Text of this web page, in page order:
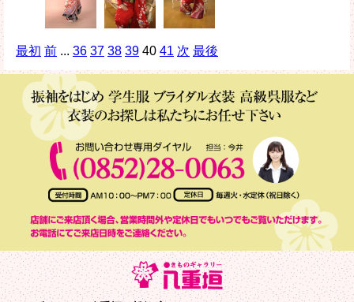
最初 前 ... 36 37 38 39 40 41 次 最後